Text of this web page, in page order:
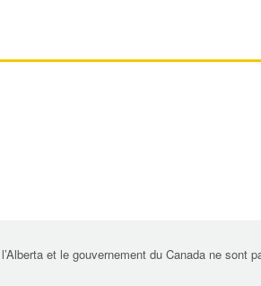
et le gouvernement du Canada ne sont